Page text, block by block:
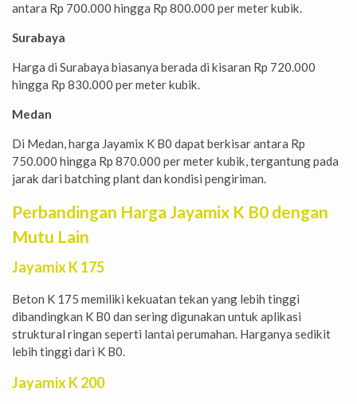
antara Rp 700.000 hingga Rp 800.000 per meter kubik.
Surabaya
Harga di Surabaya biasanya berada di kisaran Rp 720.000
hingga Rp 830.000 per meter kubik.
Medan
Di Medan, harga Jayamix K B0 dapat berkisar antara Rp
750.000 hingga Rp 870.000 per meter kubik, tergantung pada
jarak dari batching plant dan kondisi pengiriman.
Perbandingan Harga Jayamix K B0 dengan
Mutu Lain
Jayamix K 175
Beton K 175 memiliki kekuatan tekan yang lebih tinggi
dibandingkan K B0 dan sering digunakan untuk aplikasi
struktural ringan seperti lantai perumahan. Harganya sedikit
lebih tinggi dari K B0.
Jayamix K 200